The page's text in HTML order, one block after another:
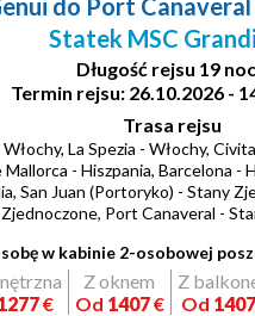
Statek MSC
Długość rejsu 19
Termin rejsu: 26.10.2026 -
Trasa rejsu
La Spezia - Włochy,
Mallorca - Hiszpania, Barcelona -
San Juan (Portoryko) - Stany
Port Canaveral -
w kabinie 2-osobowej
€
Z oknem
Od 1407€
Z
Od 1407